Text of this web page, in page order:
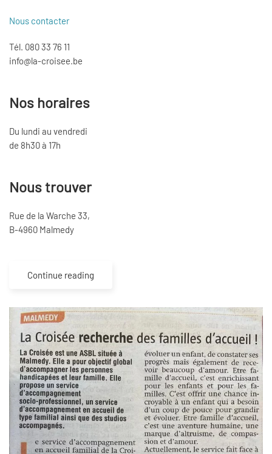
Nous contacter
Tél. 080 33 76 11
info@la-croisee.be
Nos horaires
Du lundi au vendredi
de 8h30 à 17h
Nous trouver
Rue de la Warche 33,
B-4960 Malmedy
Continue reading